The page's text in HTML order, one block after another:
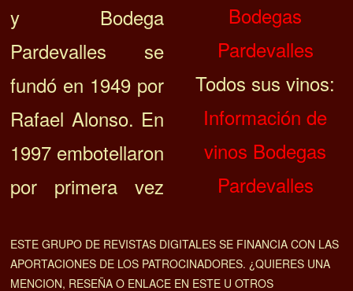
y Bodega
Pardevalles se
fundó en 1949 por
Rafael Alonso. En
1997 embotellaron
por primera vez
Bodegas
Pardevalles
Todos sus vinos:
Información de
vinos Bodegas
Pardevalles
ESTE GRUPO DE REVISTAS DIGITALES SE FINANCIA CON LAS
APORTACIONES DE LOS PATROCINADORES. ¿QUIERES UNA
MENCION, RESEÑA O ENLACE EN ESTE U OTROS